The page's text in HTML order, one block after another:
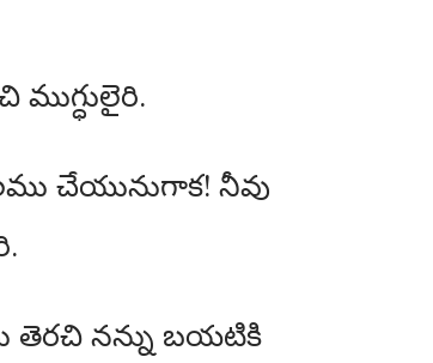
ముగ్ధులైరి.
చేయునుగాక! నీవు
తెరచి నన్ను బయటికి